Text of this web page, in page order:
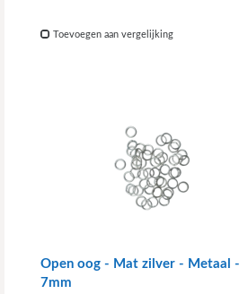
Toevoegen aan vergelijking
Open oog - Mat zilver - Metaal -
7mm